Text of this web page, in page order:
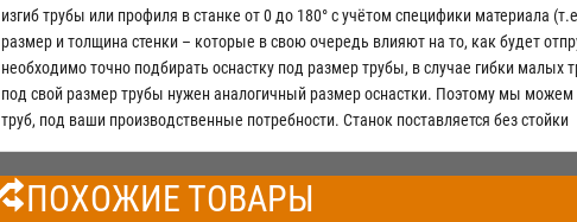
изгиб трубы или профиля в станке от 0 до 180° с учётом специфики материала
размер и толщина стенки – которые в свою очередь влияют на то, как будет
необходимо точно подбирать оснастку под размер трубы, в случае гибки малых
под свой размер трубы нужен аналогичный размер оснастки. Поэтому мы
труб, под ваши производственные потребности. Станок поставляется без стойки
ПОХОЖИЕ ТОВАРЫ